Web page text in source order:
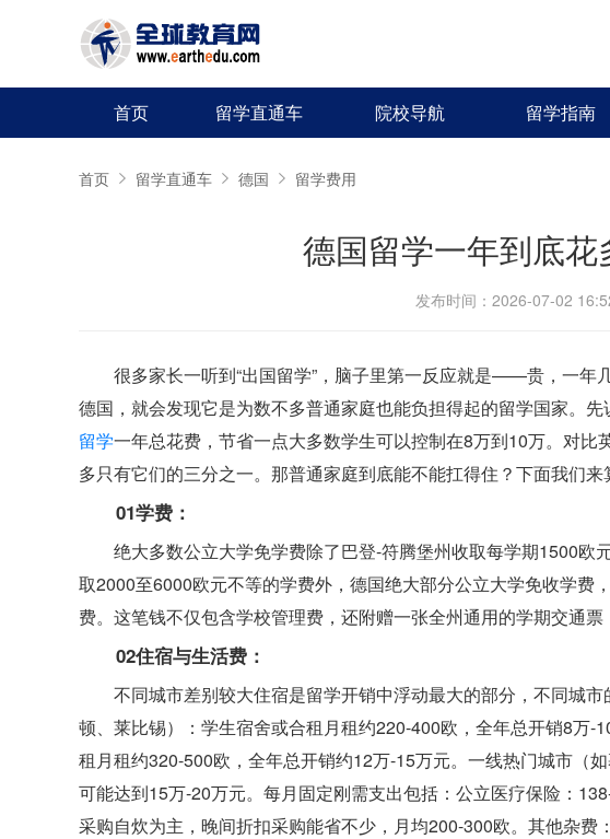
首页 留学直通车 院校导航 留学指南
首页 留学直通车 德国 留学费用
德国留学一年到底花
发布时间：2026-07-02
很多家长一听到“出国留学”，脑子里第一反应就是——贵，一年
德国，就会发现它是为数不多普通家庭也能负担得起的留学国家。
留学一年总花费，节省一点大多数学生可以控制在8万到10万。对比
多只有它们的三分之一。那普通家庭到底能不能扛得住？下面我们来
01学费：
绝大多数公立大学免学费除了巴登-符腾堡州收取每学期1500欧
取2000至6000欧元不等的学费外，德国绝大部分公立大学免收学费
费。这笔钱不仅包含学校管理费，还附赠一张全州通用的学期交通票
02住宿与生活费：
不同城市差别较大住宿是留学开销中浮动最大的部分，不同城
顿、莱比锡）：学生宿舍或合租月租约220-400欧，全年总开销8万-
租月租约320-500欧，全年总开销约12万-15万元。一线热门城市（
可能达到15万-20万元。每月固定刚需支出包括：公立医疗保险：
采购自炊为主，晚间折扣采购能省不少，月均200-300欧。其他杂